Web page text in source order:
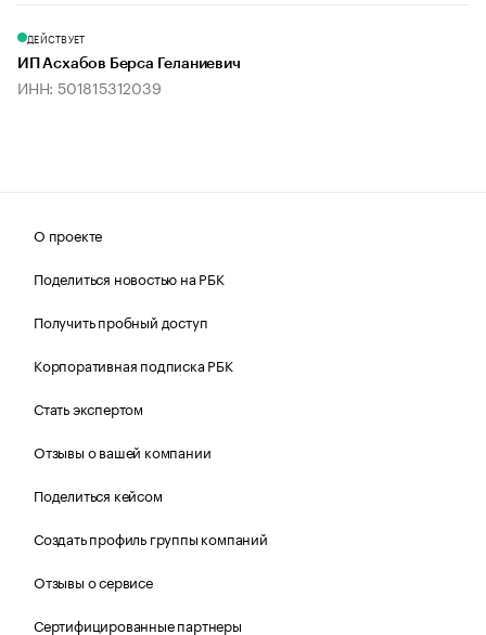
ДЕЙСТВУЕТ
ИП Асхабов Берса Геланиевич
ИНН: 501815312039
О проекте
Поделиться новостью на РБК
Получить пробный доступ
Корпоративная подписка РБК
Стать экспертом
Отзывы о вашей компании
Поделиться кейсом
Создать профиль группы компаний
Отзывы о сервисе
Сертифицированные партнеры